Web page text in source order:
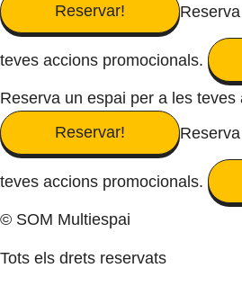
Reservar!
teves accions promocionals.
Reserva un espai per a les
Reservar!
teves accions promocionals.
© SOM Multiespai
Tots els drets reservats